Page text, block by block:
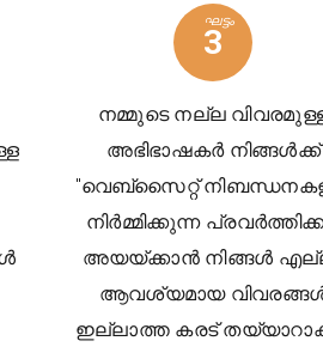
ഘട്ടം
3
നമ്മുടെ നല്ല
അഭിഭാഷകർ നിങ്ങൾക്ക്
"വെബ്സൈറ്റ്
നിർമ്മിക്കുന്ന
അയയ്ക്കാൻ നിങ്ങൾ
ആവശ്യമായ
ഇല്ലാത്ത കരട്